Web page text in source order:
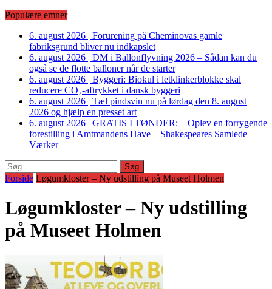
Populære emner
6. august 2026 | Forurening på Cheminovas gamle
fabriksgrund bliver nu indkapslet
6. august 2026 | DM i Ballonflyvning 2026 – Sådan kan du
også se de flotte balloner når de starter
6. august 2026 | Byggeri: Biokul i letklinkerblokke skal
reducere CO₂-aftrykket i dansk byggeri
6. august 2026 | Tæl pindsvin nu på lørdag den 8. august
2026 og hjælp en presset art
6. august 2026 | GRATIS I TØNDER: – Oplev en forrygende
forestilling i Amtmandens Have – Shakespeares Samlede
Værker
Søg
efter:
Forside Løgumkloster – Ny udstilling på Museet Holmen
Løgumkloster – Ny udstilling
på Museet Holmen